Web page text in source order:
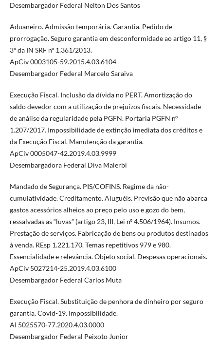
Desembargador Federal Nelton Dos Santos
Aduaneiro. Admissão temporária. Garantia. Pedido de
prorrogação. Seguro garantia em desconformidade ao artigo 11, §
3º da IN SRF nº 1.361/2013.
ApCiv 0003105-59.2015.4.03.6104
Desembargador Federal Marcelo Saraiva
Execução Fiscal. Inclusão da dívida no PERT. Amortização do
saldo devedor com a utilização de prejuízos fiscais. Necessidade
de análise da regularidade pela PGFN. Portaria PGFN nº
1.207/2017. Impossibilidade de extinção imediata dos créditos e
da Execução Fiscal. Manutenção da garantia.
ApCiv 0005047-42.2019.4.03.9999
Desembargadora Federal Diva Malerbi
Mandado de Segurança. PIS/COFINS. Regime da não-
cumulatividade. Creditamento. Aluguéis. Previsão que não abarca
gastos acessórios alheios ao preço pelo uso e gozo do bem,
ressalvadas as “luvas” (artigo 23, III, Lei nº 4.506/1964). Insumos.
Prestação de serviços. Fabricação de bens ou produtos destinados
à venda. REsp 1.221.170. Temas repetitivos 979 e 980.
Essencialidade e relevância. Objeto social. Despesas operacionais.
ApCiv 5027214-25.2019.4.03.6100
Desembargador Federal Carlos Muta
Execução Fiscal. Substituição de penhora de dinheiro por seguro
garantia. Covid-19. Impossibilidade.
AI 5025570-77.2020.4.03.0000
Desembargador Federal Peixoto Junior